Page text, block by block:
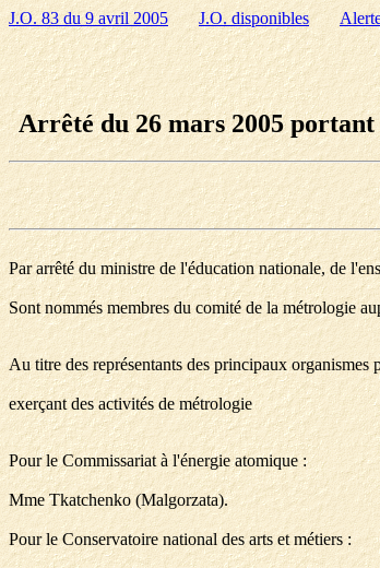
J.O. 83 du 9 avril 2005 J.O. disponibles
Arrêté du 26 mars 2005
Par arrêté du ministre de l'éducation nationale, de
Sont nommés membres du comité de la métrologie
Au titre des représentants des principaux organismes
exerçant des activités de métrologie
Pour le Commissariat à l'énergie atomique :
Mme Tkatchenko (Malgorzata).
Pour le Conservatoire national des arts et métiers :